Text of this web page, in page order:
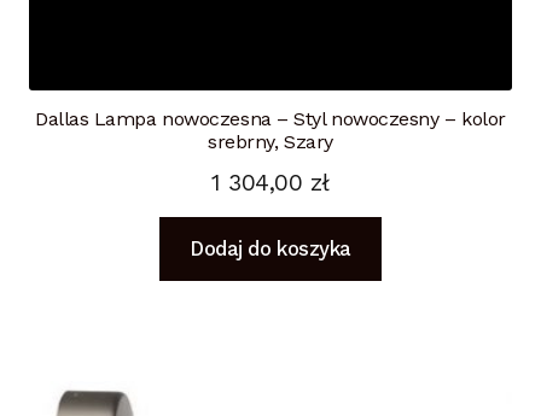
Dallas Lampa nowoczesna – Styl nowoczesny – kolor
srebrny, Szary
1 304,00 zł
Dodaj do koszyka